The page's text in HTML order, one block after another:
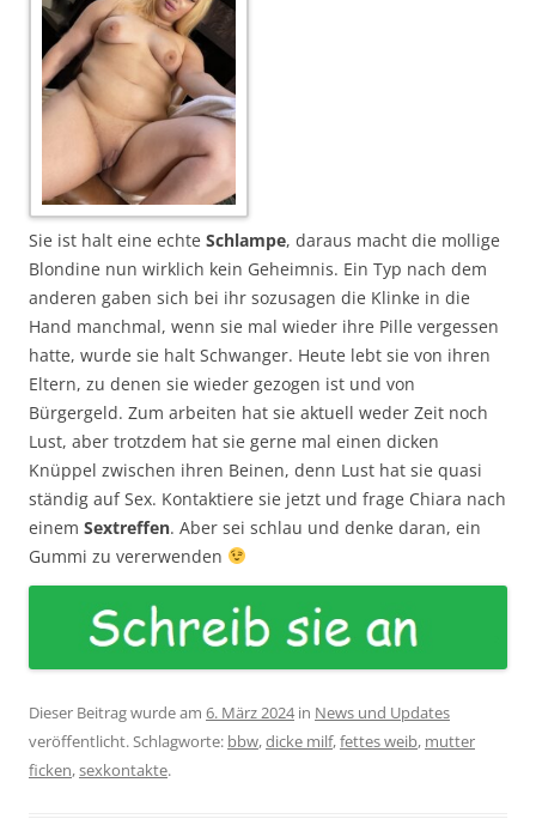
Sie ist halt eine echte Schlampe, daraus macht die mollige
Blondine nun wirklich kein Geheimnis. Ein Typ nach dem
anderen gaben sich bei ihr sozusagen die Klinke in die
Hand manchmal, wenn sie mal wieder ihre Pille vergessen
hatte, wurde sie halt Schwanger. Heute lebt sie von ihren
Eltern, zu denen sie wieder gezogen ist und von
Bürgergeld. Zum arbeiten hat sie aktuell weder Zeit noch
Lust, aber trotzdem hat sie gerne mal einen dicken
Knüppel zwischen ihren Beinen, denn Lust hat sie quasi
ständig auf Sex. Kontaktiere sie jetzt und frage Chiara nach
einem Sextreffen. Aber sei schlau und denke daran, ein
Gummi zu vererwenden
Dieser Beitrag wurde am 6. März 2024in News und Updates
veröffentlicht. Schlagworte: bbw,dicke milf,fettes weib, mutter
ficken,sexkontakte.